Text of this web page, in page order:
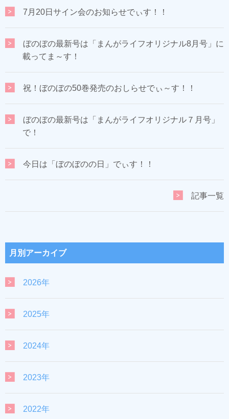
7月20日サイン会のお知らせでぃす！！
ぼのぼの最新号は「まんがライフオリジナル8月号」に
載ってま～す！
祝！ぼのぼの50巻発売のおしらせでぃ～す！！
ぼのぼの最新号は「まんがライフオリジナル７月号」
で！
今日は「ぼのぼのの日」でぃす！！
記事一覧
月別アーカイブ
2026年
2025年
2024年
2023年
2022年